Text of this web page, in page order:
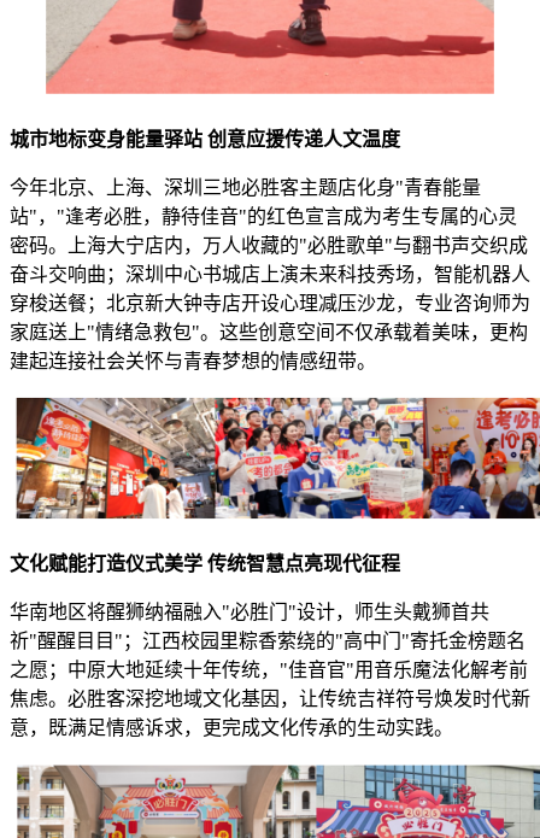
城市地标变身能量驿站 创意应援传递人文温度
今年北京、上海、深圳三地必胜客主题店化身"青春能量
站"，"逢考必胜，静待佳音"的红色宣言成为考生专属的心灵
密码。上海大宁店内，万人收藏的"必胜歌单"与翻书声交织成
奋斗交响曲；深圳中心书城店上演未来科技秀场，智能机器人
穿梭送餐；北京新大钟寺店开设心理减压沙龙，专业咨询师为
家庭送上"情绪急救包"。这些创意空间不仅承载着美味，更构
建起连接社会关怀与青春梦想的情感纽带。
文化赋能打造仪式美学 传统智慧点亮现代征程
华南地区将醒狮纳福融入"必胜门"设计，师生头戴狮首共
祈"醒醒目目"；江西校园里粽香萦绕的"高中门"寄托金榜题名
之愿；中原大地延续十年传统，"佳音官"用音乐魔法化解考前
焦虑。必胜客深挖地域文化基因，让传统吉祥符号焕发时代新
意，既满足情感诉求，更完成文化传承的生动实践。